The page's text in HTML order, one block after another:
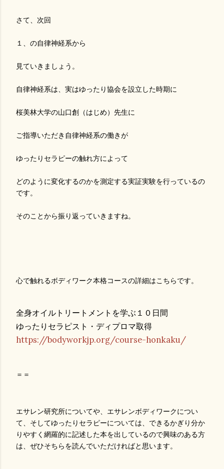
さて、次回
１、の自律神経系から
見ていきましょう。
自律神経系は、実はゆったり協会を設立した時期に
桜美林大学の山口創（はじめ）先生に
ご指導いただき自律神経系の働きが
ゆったりセラピーの触れ方によって
どのように変化するのかを測定する実証実験を行っているの
です。
そのことから振り返っていきますね。
心で触れるボディワーク本格コースの詳細はこちらです。
全身オイルトリートメントを学ぶ１０日間
ゆったりセラピスト・ディプロマ取得
https://bodyworkjp.org/course-honkaku/
＝＝
エサレン研究所についてや、エサレンボディワークについ
て、そしてゆったりセラピーについては、できるかぎり分か
りやすく網羅的に記述した本を出しているので興味のある方
は、ぜひそちらを読んでいただければと思います。